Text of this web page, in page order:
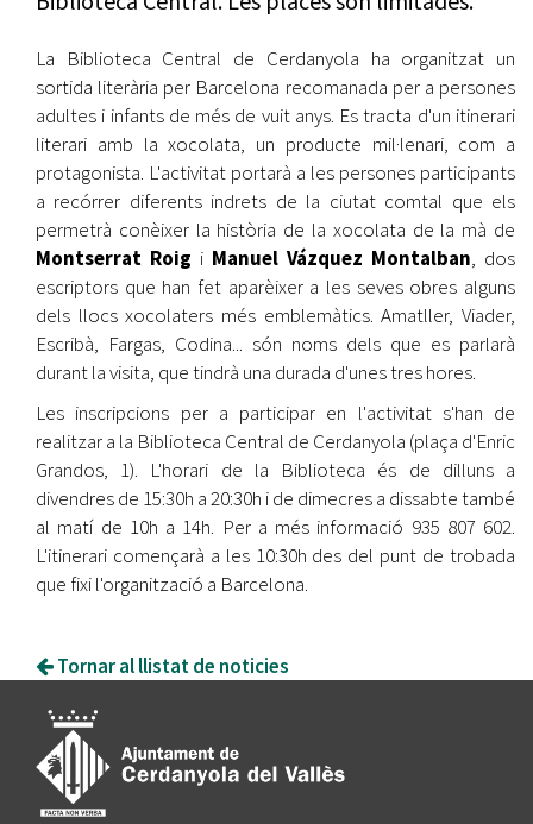
La Biblioteca Central de Cerdanyola ha organitzat un
sortida literària per Barcelona recomanada per a persones
adultes i infants de més de vuit anys. Es tracta d'un itinerari
literari amb la xocolata, un producte mil·lenari, com a
protagonista. L'activitat portarà a les persones participants
a recórrer diferents indrets de la ciutat comtal que els
permetrà conèixer la història de la xocolata de la mà de
Montserrat Roig i Manuel Vázquez Montalban, dos
escriptors que han fet aparèixer a les seves obres alguns
dels llocs xocolaters més emblemàtics. Amatller, Viader,
Escribà, Fargas, Codina... són noms dels que es parlarà
durant la visita, que tindrà una durada d'unes tres hores.
Les inscripcions per a participar en l'activitat s'han de
realitzar a la Biblioteca Central de Cerdanyola (plaça d'Enric
Grandos, 1). L'horari de la Biblioteca és de dilluns a
divendres de 15:30h a 20:30h i de dimecres a dissabte també
al matí de 10h a 14h. Per a més informació 935 807 602.
L'itinerari començarà a les 10:30h des del punt de trobada
que fixi l'organització a Barcelona.
Tornar al llistat de noticies